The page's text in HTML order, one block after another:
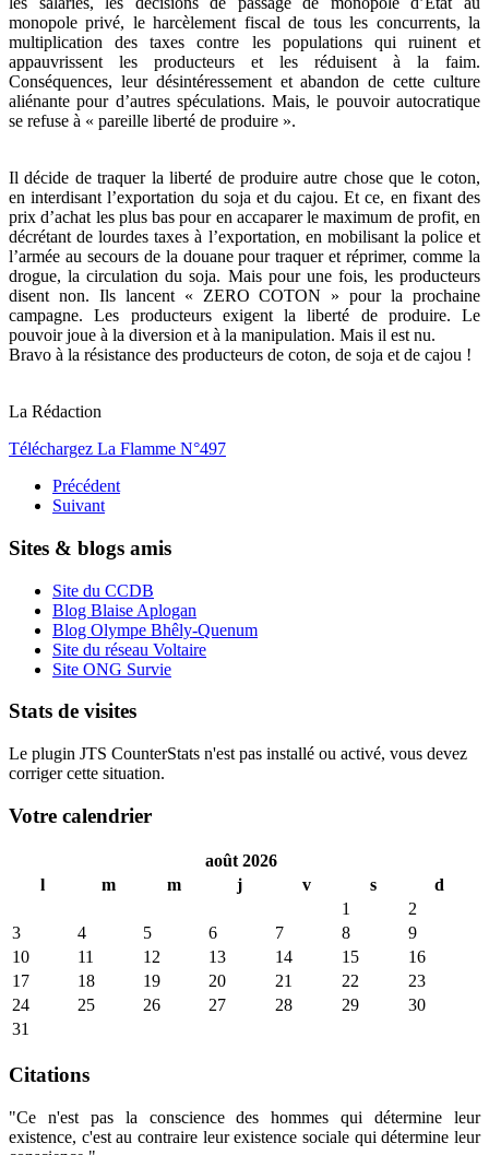
monopole privé, le harcèlement fiscal de tous les concurrents, la
multiplication des taxes contre les populations qui ruinent et
appauvrissent les producteurs et les réduisent à la faim.
Conséquences, leur désintéressement et abandon de cette culture
aliénante pour d’autres spéculations. Mais, le pouvoir autocratique
se refuse à « pareille liberté de produire ».
Il décide de traquer la liberté de produire autre chose que le coton,
en interdisant l’exportation du soja et du cajou. Et ce, en fixant des
prix d’achat les plus bas pour en accaparer le maximum de profit, en
décrétant de lourdes taxes à l’exportation, en mobilisant la police et
l’armée au secours de la douane pour traquer et réprimer, comme la
drogue, la circulation du soja. Mais pour une fois, les producteurs
disent non. Ils lancent « ZERO COTON » pour la prochaine
campagne. Les producteurs exigent la liberté de produire. Le
pouvoir joue à la diversion et à la manipulation. Mais il est nu.
Bravo à la résistance des producteurs de coton, de soja et de cajou !
La Rédaction
Téléchargez La Flamme N°497
Précédent
Suivant
Sites & blogs amis
Site du CCDB
Blog Blaise Aplogan
Blog Olympe Bhêly-Quenum
Site du réseau Voltaire
Site ONG Survie
Stats de visites
Le plugin JTS CounterStats n'est pas installé ou activé, vous devez
corriger cette situation.
Votre calendrier
août 2026
l
m m j v s
d
1
2
3
4 5 6 7 8
9
10
11 12 13 14 15
16
17
18 19 20 21 22
23
24
25 26 27 28 29
30
31
Citations
"Ce n'est pas la conscience des hommes qui détermine leur
existence, c'est au contraire leur existence sociale qui détermine leur